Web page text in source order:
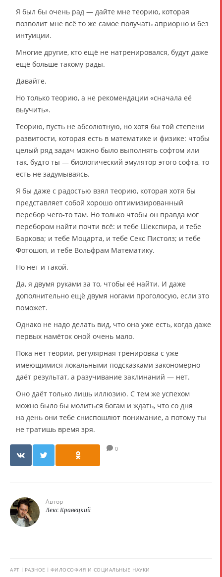
Я был бы очень рад — дайте мне теорию, которая
позволит мне всё то же самое получать априорно и без
интуиции.
Многие другие, кто ещё не натренировался, будут даже
ещё больше такому рады.
Давайте.
Но только теорию, а не рекомендации «сначала её
выучить».
Теорию, пусть не абсолютную, но хотя бы той степени
развитости, которая есть в математике и физике: чтобы
целый ряд задач можно было выполнять софтом или
так, будто ты — биологический эмулятор этого софта, то
есть не задумываясь.
Я бы даже с радостью взял теорию, которая хотя бы
представляет собой хорошо оптимизированный
перебор чего-то там. Но только чтобы он правда мог
перебором найти почти всё: и тебе Шекспира, и тебе
Баркова; и тебе Моцарта, и тебе Секс Пистолз; и тебе
Фотошоп, и тебе Вольфрам Математику.
Но нет и такой.
Да, я двумя руками за то, чтобы её найти. И даже
дополнительно ещё двумя ногами проголосую, если это
поможет.
Однако не надо делать вид, что она уже есть, когда даже
первых намёток оной очень мало.
Пока нет теории, регулярная тренировка с уже
имеющимися локальными подсказками закономерно
даёт результат, а разучивание заклинаний — нет.
Оно даёт только лишь иллюзию. С тем же успехом
можно было бы молиться богам и ждать, что со дня
на день они тебе сниспошлют понимание, а потому ты
не тратишь время зря.
0
Автор
Лекс Кравецкий
АРТ РАЗНОЕ ФИЛОСОФИЯ И СОЦИАЛЬНЫЕ НАУКИ